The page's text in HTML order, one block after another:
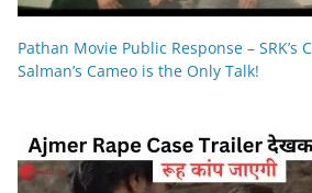
Pathan Movie Public Response – SRK’s
Salman’s Cameo is the Only Talk!